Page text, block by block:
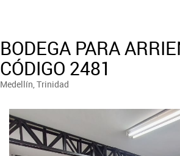
BODEGA PARA
CÓDIGO 2481
Medellín, Trinidad